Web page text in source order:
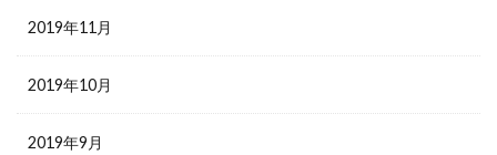
2019年11月
2019年10月
2019年9月